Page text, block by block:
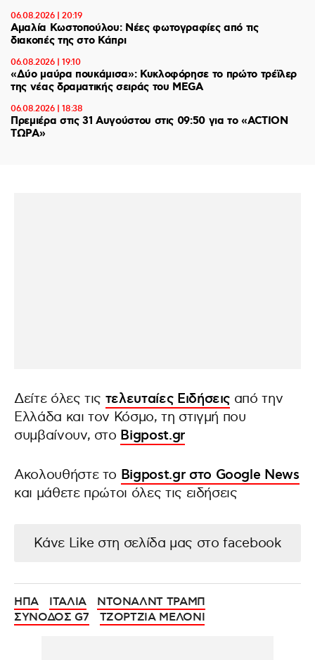
06.08.2026 | 20:19
Αμαλία Κωστοπούλου: Νέες φωτογραφίες από τις
διακοπές της στο Κάπρι
06.08.2026 | 19:10
«Δύο μαύρα πουκάμισα»: Κυκλοφόρησε το πρώτο τρέϊλερ
της νέας δραματικής σειράς του MEGA
06.08.2026 | 18:38
Πρεμιέρα στις 31 Αυγούστου στις 09:50 για το «ACTION
ΤΩΡΑ»
Δείτε όλες τις τελευταίες Ειδήσεις από την
Ελλάδα και τον Κόσμο, τη στιγμή που
συμβαίνουν, στο Bigpost.gr
Ακολουθήστε το Bigpost.gr στο Google News
και μάθετε πρώτοι όλες τις ειδήσεις
Κάνε Like στη σελίδα μας στο facebook
ΗΠΑ ΙΤΑΛΙΑ
ΝΤΟΝΑΛΝΤ ΤΡΑΜΠ
ΣΥΝΟΔΟΣ G7
ΤΖΟΡΤΖΙΑ ΜΕΛΟΝΙ